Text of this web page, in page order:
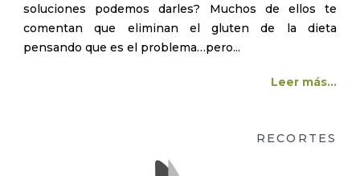
soluciones podemos darles? Muchos de ellos te
comentan que eliminan el gluten de la dieta
pensando que es el problema…pero...
Leer más...
RECORTES